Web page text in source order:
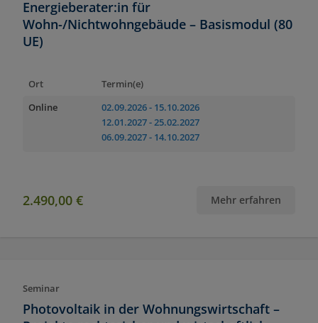
Energieberater:in für
Wohn-/Nichtwohngebäude – Basismodul (80
UE)
Ort
Termin(e)
Online
02.09.2026- 15.10.2026
12.01.2027- 25.02.2027
06.09.2027- 14.10.2027
2.490,00 € Mehr erfahren
Seminar
Photovoltaik in der Wohnungswirtschaft –